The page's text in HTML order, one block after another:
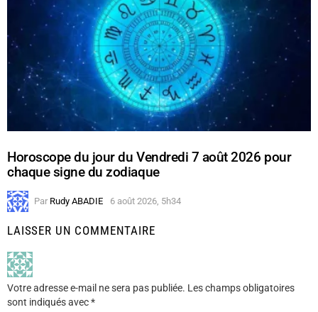
Horoscope du jour du Vendredi 7 août 2026 pour
chaque signe du zodiaque
Par Rudy ABADIE 6 août 2026, 5h34
LAISSER UN COMMENTAIRE
Votre adresse e-mail ne sera pas publiée. Les champs obligatoires
sont indiqués avec*